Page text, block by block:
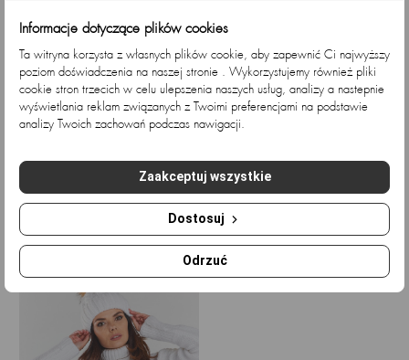
Ciepła balaclava z kid...
145,53 zł
Ostatnio przeglądane
Informacje dotyczące plików cookies
Ta witryna korzysta z własnych plików cookie, aby zapewnić Ci najwyższy
poziom doświadczenia na naszej stronie . Wykorzystujemy również pliki
cookie stron trzecich w celu ulepszenia naszych usług, analizy a nastepnie
wyświetlania reklam związanych z Twoimi preferencjami na podstawie
analizy Twoich zachowań podczas nawigacji.
Odrzuć
Dostosuj
Zaakceptuj wszystkie